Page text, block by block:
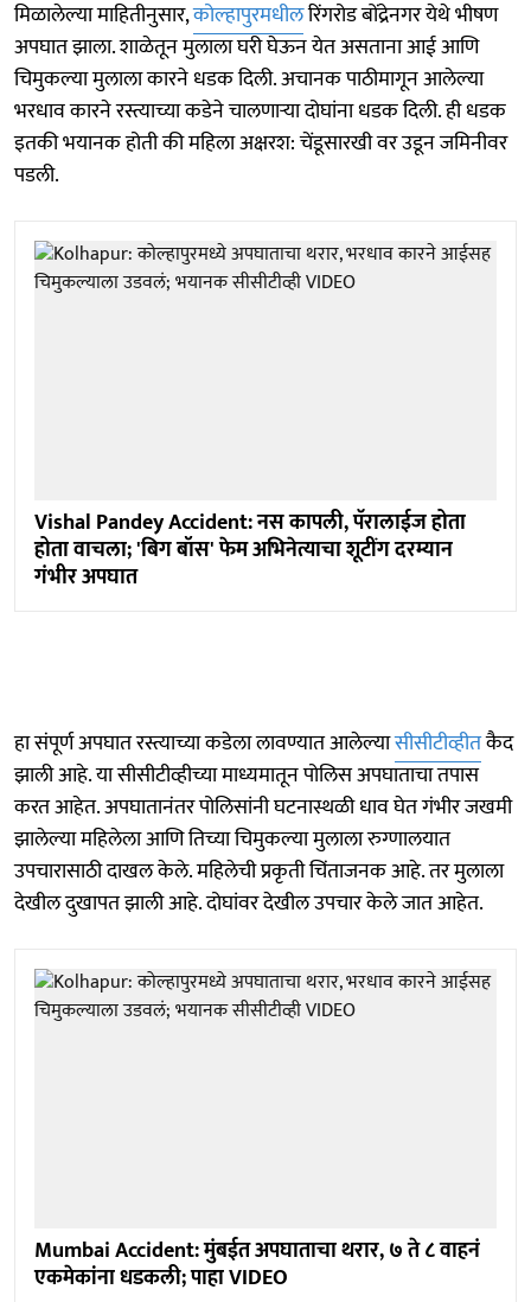
मिळालेल्या माहितीनुसार,कोल्हापुरमधीलरिंगरोड बोंद्रेनगर येथे भीषण
अपघात झाला. शाळेतून मुलाला घरी घेऊन येत असताना आई आणि
चिमुकल्या मुलाला कारने धडक दिली. अचानक पाठीमागून आलेल्या
भरधाव कारने रस्त्याच्या कडेने चालणाऱ्या दोघांना धडक दिली. ही धडक
इतकी भयानक होती की महिला अक्षरश: चेंडूसारखी वर उडून जमिनीवर
पडली.
Vishal Pandey Accident: नस कापली, पॅरालाईज होता
होता वाचला; 'बिग बॉस' फेम अभिनेत्याचा शूटींग दरम्यान
गंभीर अपघात
हा संपूर्ण अपघात रस्त्याच्या कडेला लावण्यात आलेल्यासीसीटीव्हीतकैद
झाली आहे. या सीसीटीव्हीच्या माध्यमातून पोलिस अपघाताचा तपास
करत आहेत. अपघातानंतर पोलिसांनी घटनास्थळी धाव घेत गंभीर जखमी
झालेल्या महिलेला आणि तिच्या चिमुकल्या मुलाला रुग्णालयात
उपचारासाठी दाखल केले. महिलेची प्रकृती चिंताजनक आहे. तर मुलाला
देखील दुखापत झाली आहे. दोघांवर देखील उपचार केले जात आहेत.
Mumbai Accident: मुंबईत अपघाताचा थरार, ७ ते ८ वाहनं
एकमेकांना धडकली; पाहा VIDEO